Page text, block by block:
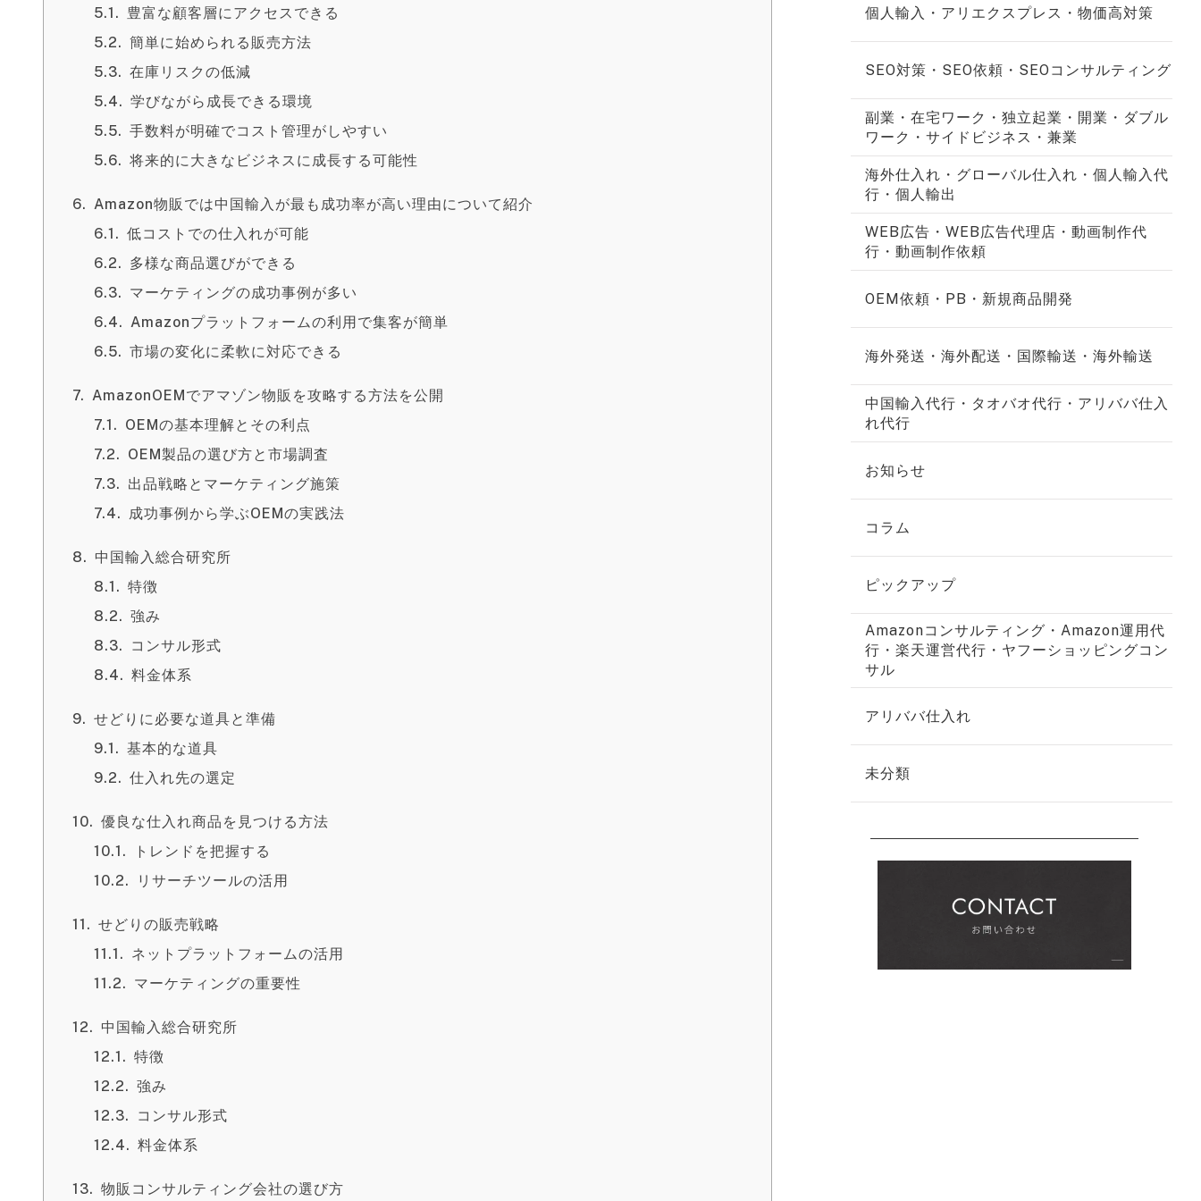
豊富な顧客層にアクセスできる
簡単に始められる販売方法
在庫リスクの低減
学びながら成長できる環境
手数料が明確でコスト管理がしやすい
将来的に大きなビジネスに成長する可能性
Amazon物販では中国輸入が最も成功率が高い理由について紹介
低コストでの仕入れが可能
多様な商品選びができる
マーケティングの成功事例が多い
Amazonプラットフォームの利用で集客が簡単
市場の変化に柔軟に対応できる
AmazonOEMでアマゾン物販を攻略する方法を公開
OEMの基本理解とその利点
OEM製品の選び方と市場調査
出品戦略とマーケティング施策
成功事例から学ぶOEMの実践法
中国輸入総合研究所
特徴
強み
コンサル形式
料金体系
せどりに必要な道具と準備
基本的な道具
仕入れ先の選定
優良な仕入れ商品を見つける方法
トレンドを把握する
リサーチツールの活用
せどりの販売戦略
ネットプラットフォームの活用
マーケティングの重要性
中国輸入総合研究所
特徴
強み
コンサル形式
料金体系
物販コンサルティング会社の選び方
個人輸入・アリエクスプレス・物価高対策
SEO対策・SEO依頼・SEOコンサルティング
副業・在宅ワーク・独立起業・開業・ダブル
ワーク・サイドビジネス・兼業
海外仕入れ・グローバル仕入れ・個人輸入代
行・個人輸出
WEB広告・WEB広告代理店・動画制作代
行・動画制作依頼
OEM依頼・PB・新規商品開発
海外発送・海外配送・国際輸送・海外輸送
中国輸入代行・タオバオ代行・アリババ仕入
れ代行
お知らせ
コラム
ピックアップ
Amazonコンサルティング・Amazon運用代
行・楽天運営代行・ヤフーショッピングコン
サル
アリババ仕入れ
未分類